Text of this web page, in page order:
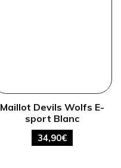
Maillot Devils Wolfs E-
sport Blanc
34,90€